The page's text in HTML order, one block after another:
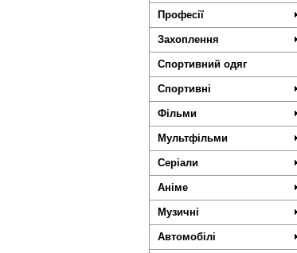
Професії
Захоплення
Спортивний одяг
Спортивні
Фільми
Мультфільми
Серіали
Аніме
Музичні
Автомобілі